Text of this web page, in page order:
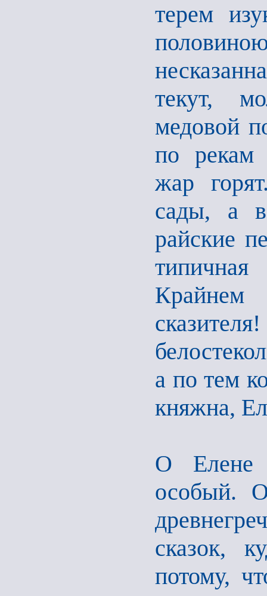
терем
текут,
медовой
по рекам
жар
сады, а
райские
Крайнем
а по тем
княжна,
О Елене
особый.
сказок,
потому,